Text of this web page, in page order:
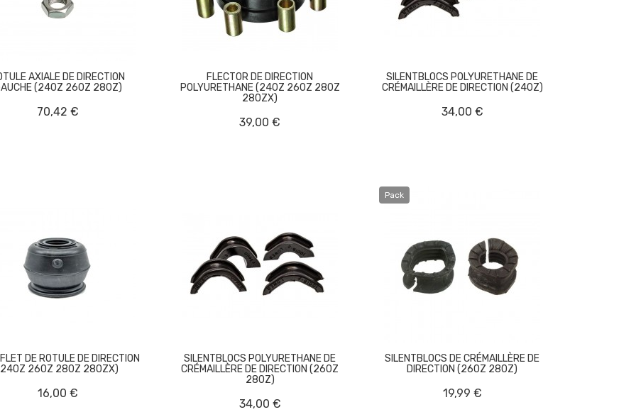
AXIALE DE DIRECTION
(240Z 260Z 280Z)
70,42 €
FLECTOR DE DIRECTION
POLYURETHANE (240Z 260Z 280Z
280ZX)
39,00 €
SILENTBLOCS POLYURETHANE DE
CRÉMAILLÈRE DE DIRECTION (240Z)
34,00 €
DE ROTULE DE DIRECTION
260Z 280Z 280ZX)
16,00 €
SILENTBLOCS POLYURETHANE DE
CRÉMAILLÈRE DE DIRECTION (260Z
280Z)
34,00 €
Pack
SILENTBLOCS DE CRÉMAILLÈRE DE
DIRECTION (260Z 280Z)
19,99 €